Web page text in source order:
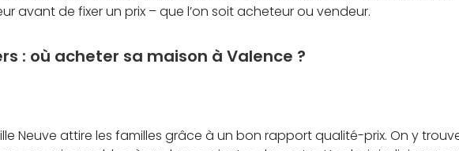
avant de fixer un prix – que l’on soit acheteur ou vendeur.
: où acheter sa maison à Valence ?
Neuve attire les familles grâce à un bon rapport qualité-prix. On y